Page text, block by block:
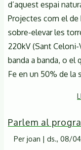
d’aquest espai
Projectes com el de
sobre-elevar les
220kV (Sant
banda a banda, o el
Fe en un 50% de la
Parlem al
Per joan | ds., 08/